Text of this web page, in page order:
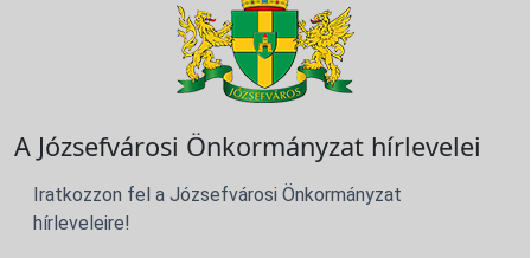
A Józsefvárosi Önkormányzat hírlevelei
Iratkozzon fel a Józsefvárosi Önkormányzat
hírleveleire!